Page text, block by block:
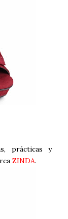
prácticas y
ZINDA.